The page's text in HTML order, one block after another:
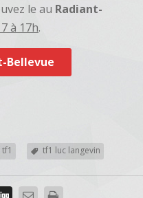
le au Radiant-
à 17h.
Bellevue
tf1 tf1 luc langevin